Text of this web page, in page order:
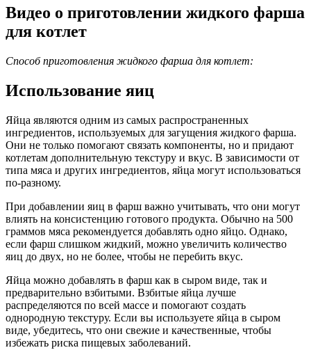
Видео о приготовлении жидкого фарша
для котлет
Способ приготовления жидкого фарша для котлет:
Использование яиц
Яйца являются одним из самых распространенных
ингредиентов, используемых для загущения жидкого фарша.
Они не только помогают связать компоненты, но и придают
котлетам дополнительную текстуру и вкус. В зависимости от
типа мяса и других ингредиентов, яйца могут использоваться
по-разному.
При добавлении яиц в фарш важно учитывать, что они могут
влиять на консистенцию готового продукта. Обычно на 500
граммов мяса рекомендуется добавлять одно яйцо. Однако,
если фарш слишком жидкий, можно увеличить количество
яиц до двух, но не более, чтобы не перебить вкус.
Яйца можно добавлять в фарш как в сыром виде, так и
предварительно взбитыми. Взбитые яйца лучше
распределяются по всей массе и помогают создать
однородную текстуру. Если вы используете яйца в сыром
виде, убедитесь, что они свежие и качественные, чтобы
избежать риска пищевых заболеваний.